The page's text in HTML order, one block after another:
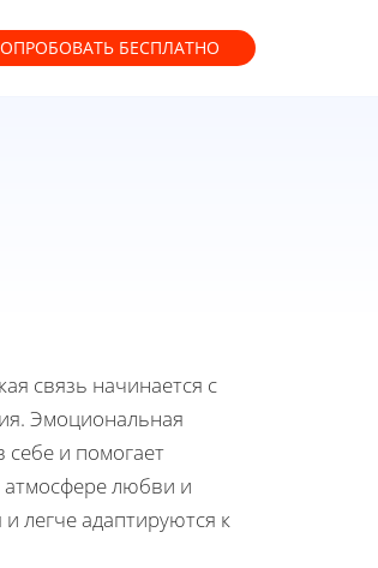
БЕСПЛАТНО
связь начинается с
Эмоциональная
себе и помогает
любви и
легче адаптируются к